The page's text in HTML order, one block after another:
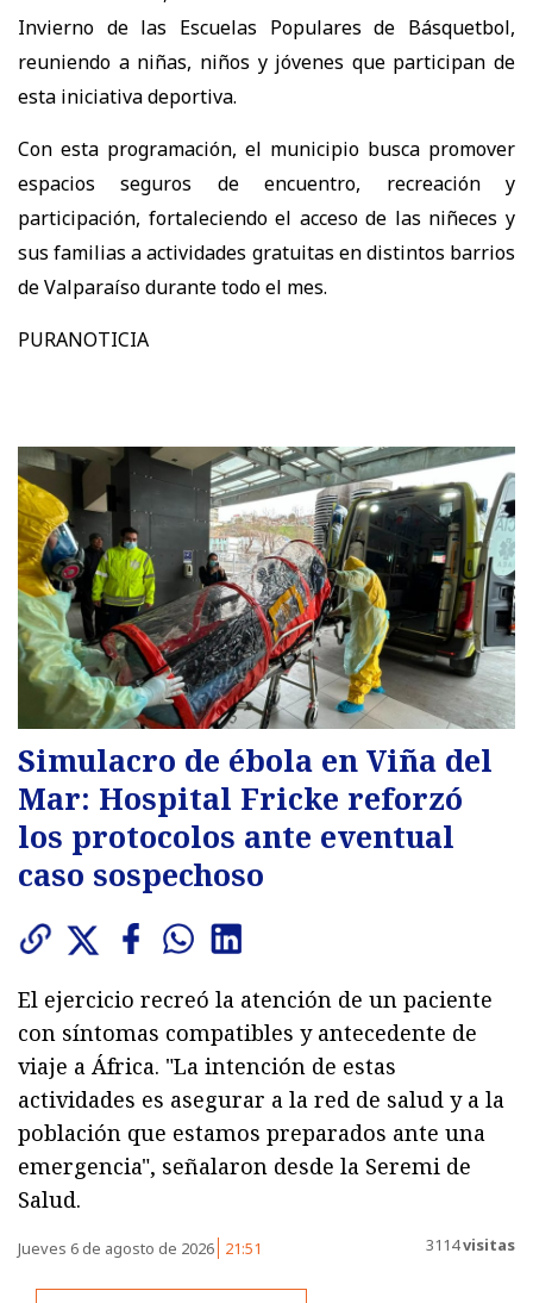
Invierno de las Escuelas Populares de Básquetbol,
reuniendo a niñas, niños y jóvenes que participan de
esta iniciativa deportiva.
Con esta programación, el municipio busca promover
espacios seguros de encuentro, recreación y
participación, fortaleciendo el acceso de las niñeces y
sus familias a actividades gratuitas en distintos barrios
de Valparaíso durante todo el mes.
PURANOTICIA
Simulacro de ébola en Viña del
Mar: Hospital Fricke reforzó
los protocolos ante eventual
caso sospechoso
El ejercicio recreó la atención de un paciente
con síntomas compatibles y antecedente de
viaje a África. "La intención de estas
actividades es asegurar a la red de salud y a la
población que estamos preparados ante una
emergencia", señalaron desde la Seremi de
Salud.
Jueves 6 de agosto de 2026 21:51 3114visitas